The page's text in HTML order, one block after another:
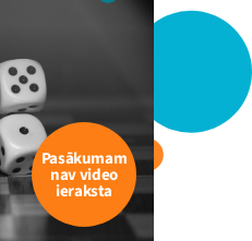
Pasākumam
nav video
ieraksta